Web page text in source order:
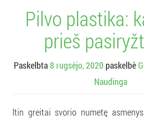
Pilvo plastika:
prieš
Paskelbta8 rugsėjo, 2020 paskelbė
Naudinga
Itin greitai svorio numetę